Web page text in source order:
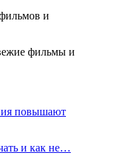
фильмы и
повышают
и как не…